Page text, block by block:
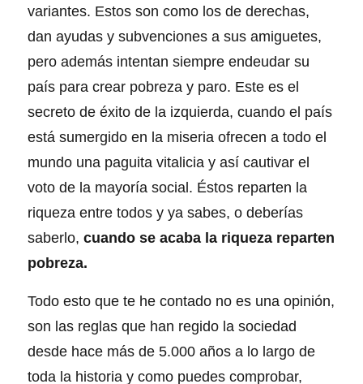
variantes. Estos son como los de derechas,
dan ayudas y subvenciones a sus amiguetes,
pero además intentan siempre endeudar su
país para crear pobreza y paro. Este es el
secreto de éxito de la izquierda, cuando el país
está sumergido en la miseria ofrecen a todo el
mundo una paguita vitalicia y así cautivar el
voto de la mayoría social. Éstos reparten la
riqueza entre todos y ya sabes, o deberías
saberlo,cuando se acaba la riqueza reparten
pobreza.
Todo esto que te he contado no es una opinión,
son las reglas que han regido la sociedad
desde hace más de 5.000 años a lo largo de
toda la historia y como puedes comprobar,